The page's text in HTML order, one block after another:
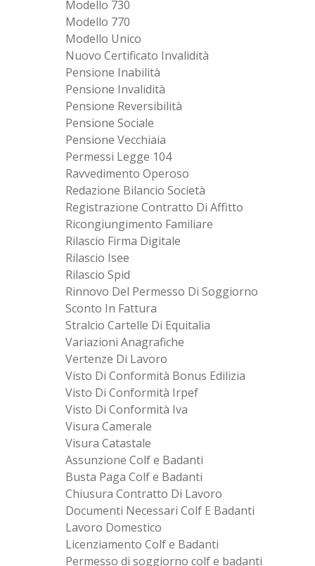
Modello 730
Modello 770
Modello Unico
Nuovo Certificato Invalidità
Pensione Inabilità
Pensione Invalidità
Pensione Reversibilità
Pensione Sociale
Pensione Vecchiaia
Permessi Legge 104
Ravvedimento Operoso
Redazione Bilancio Società
Registrazione Contratto Di Affitto
Ricongiungimento Familiare
Rilascio Firma Digitale
Rilascio Isee
Rilascio Spid
Rinnovo Del Permesso Di Soggiorno
Sconto In Fattura
Stralcio Cartelle Di Equitalia
Variazioni Anagrafiche
Vertenze Di Lavoro
Visto Di Conformità Bonus Edilizia
Visto Di Conformità Irpef
Visto Di Conformità Iva
Visura Camerale
Visura Catastale
Assunzione Colf e Badanti
Busta Paga Colf e Badanti
Chiusura Contratto Di Lavoro
Documenti Necessari Colf E Badanti
Lavoro Domestico
Licenziamento Colf e Badanti
Permesso di soggiorno colf e badanti